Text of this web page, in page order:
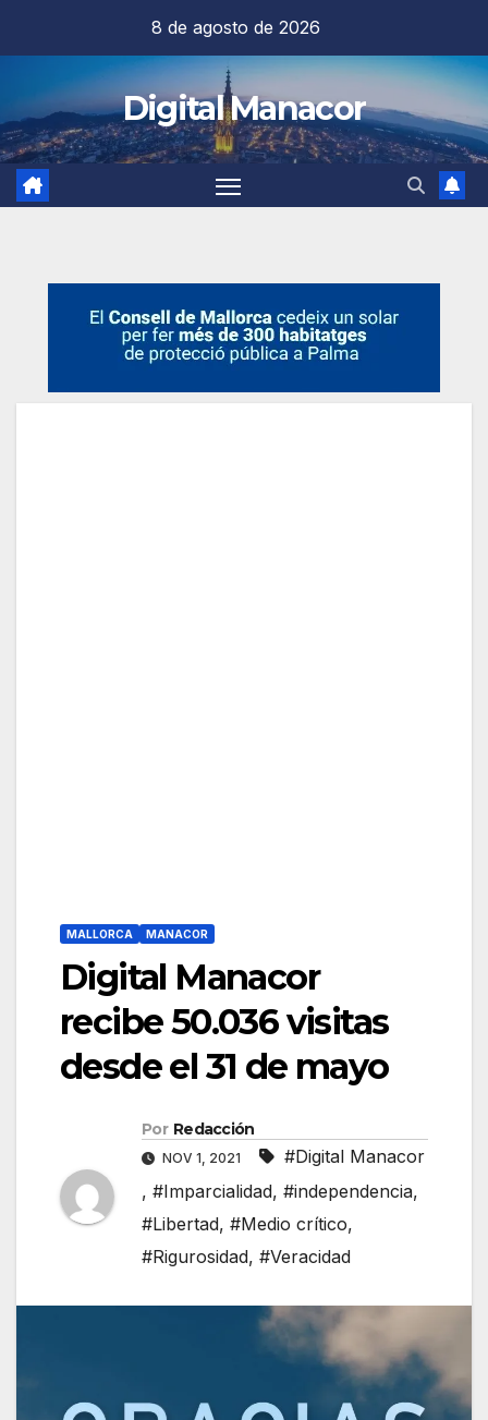
contenido
8 de agosto de 2026
Digital Manacor
MALLORCA MANACOR
Digital Manacor
recibe 50.036 visitas
desde el 31 de mayo
Por Redacción
NOV 1, 2021
#Digital Manacor
, #Imparcialidad, #independencia,
#Libertad, #Medio crítico,
#Rigurosidad, #Veracidad